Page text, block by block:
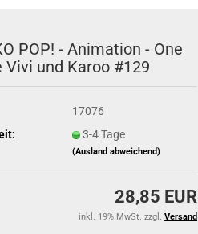
POP! - Ani­ma­ti­on - One
Vivi und Karoo #129
17076
3-4 Tage
(Ausland abweichend)
28,85 EUR
inkl. 19% MwSt. zzgl. Versand